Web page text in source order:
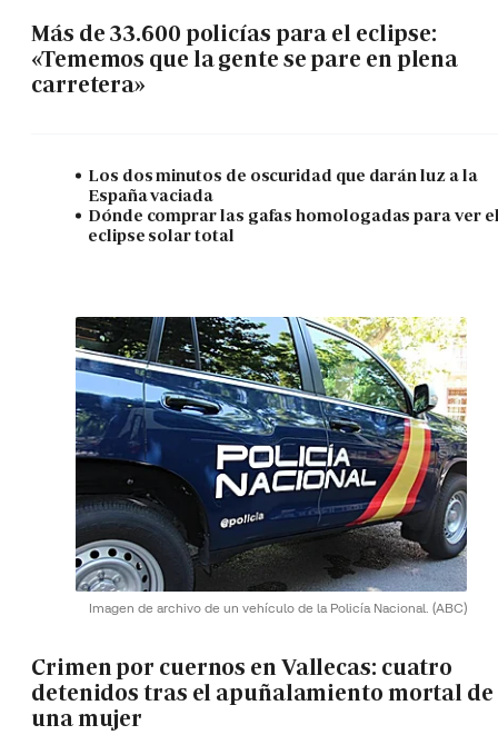
Más de 33.600 policías para el eclipse:
«Tememos que la gente se pare en plena
carretera»
Los dos minutos de oscuridad que darán luz a la
España vaciada
Dónde comprar las gafas homologadas para ver
eclipse solar total
Imagen de archivo de un vehículo de la Policía Nacional. (ABC)
Crimen por cuernos en Vallecas: cuatro
detenidos tras el apuñalamiento mortal de
una mujer